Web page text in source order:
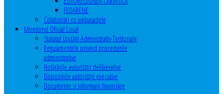
FEDARENE
Colaborări cu ambasadele
Monitorul Oficial Local
Statutul Unităţii Administrativ-Teritoriale
Regulamentele privind procedurile
administrative
Hotărârile autorităţii deliberative
Dispoziţiile autorităţii executive
Documente şi informaţii financiare